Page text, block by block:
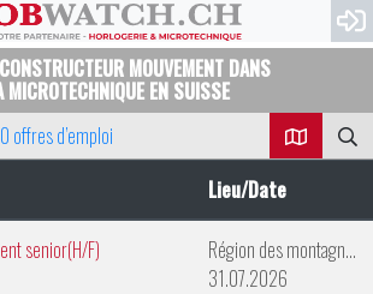
MOUVEMENT DANS
MICROTECHNIQUE EN SUISSE
offres d’emploi
Lieu/Date
senior(H/F)
Région des montagnes neuchâteloises
31.07.2026